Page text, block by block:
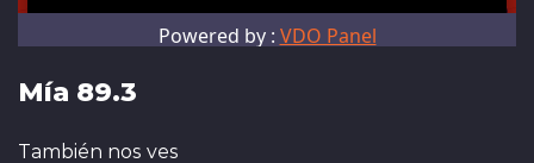
Mía 89.3
También nos ves